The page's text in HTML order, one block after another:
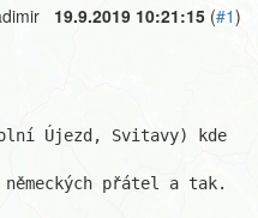
19.9.2019 10:21:15 (#1)
Újezd, Svitavy) kde
přátel a tak.